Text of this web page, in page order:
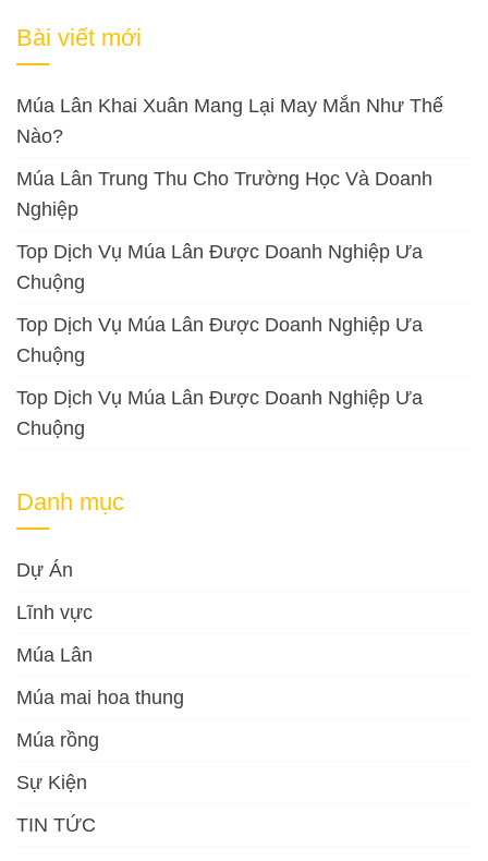
Bài viết mới
Múa Lân Khai Xuân Mang Lại May Mắn Như Thế
Nào?
Múa Lân Trung Thu Cho Trường Học Và Doanh
Nghiệp
Top Dịch Vụ Múa Lân Được Doanh Nghiệp Ưa
Chuộng
Top Dịch Vụ Múa Lân Được Doanh Nghiệp Ưa
Chuộng
Top Dịch Vụ Múa Lân Được Doanh Nghiệp Ưa
Chuộng
Danh mục
Dự Án
Lĩnh vực
Múa Lân
Múa mai hoa thung
Múa rồng
Sự Kiện
TIN TỨC